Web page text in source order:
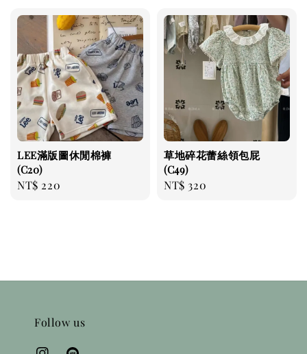
LEE滿版圖休閒棉褲
(C20)
Regular
NT$ 220
草地碎花蕾絲領包屁
(C49)
Regular
NT$ 320
Follow us